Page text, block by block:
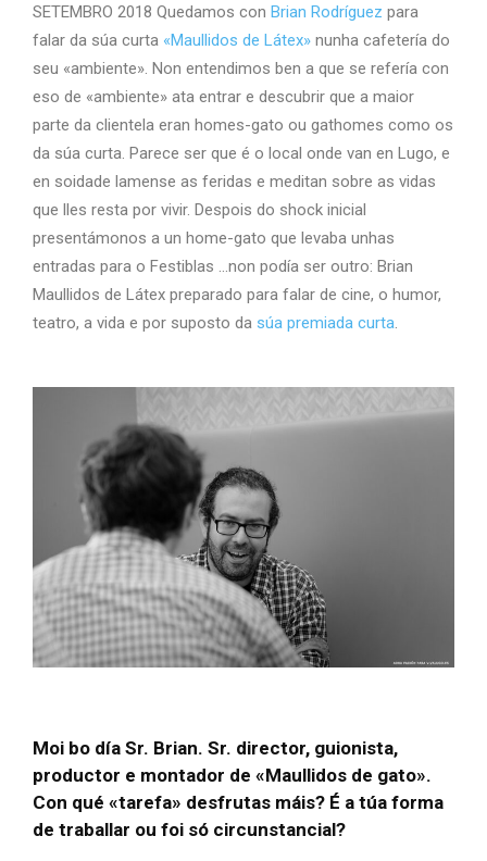
SETEMBRO 2018 Quedamos con Brian Rodríguez para
falar da súa curta «Maullidos de Látex» nunha cafetería do
seu «ambiente». Non entendimos ben a que se refería con
eso de «ambiente» ata entrar e descubrir que a maior
parte da clientela eran homes-gato ou gathomes como os
da súa curta. Parece ser que é o local onde van en Lugo, e
en soidade lamense as feridas e meditan sobre as vidas
que lles resta por vivir. Despois do shock inicial
presentámonos a un home-gato que levaba unhas
entradas para o Festiblas …non podía ser outro: Brian
Maullidos de Látex preparado para falar de cine, o humor,
teatro, a vida e por suposto da súa premiada curta.
Moi bo día Sr. Brian. Sr. director, guionista,
productor e montador de «Maullidos de gato».
Con qué «tarefa» desfrutas máis? É a túa forma
de traballar ou foi só circunstancial?